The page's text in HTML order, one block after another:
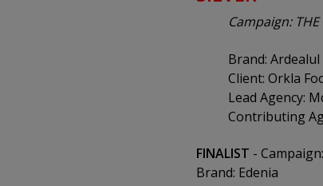
Campaign: THE
Brand: Ardealul
Client: Orkla
Lead Agency:
Contributing
FINALIST -
Brand: Edenia